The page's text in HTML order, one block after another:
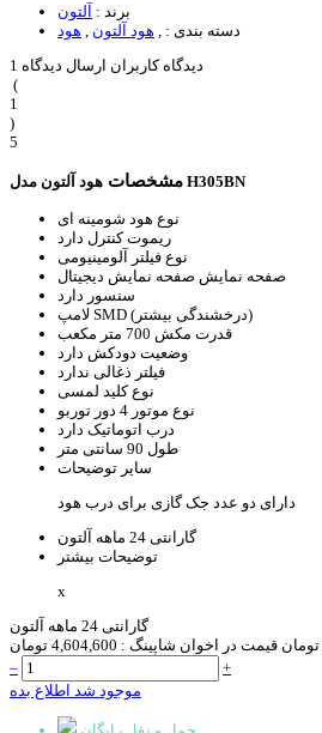
برند : آلتون
دسته بندی :
هود آلتون
هود
1 دیدگاه کاربران ارسال دیدگاه
(
1
)
5
مشخصات هود آلتون مدل H305BN
نوع هود شومینه ای
ریموت کنترل دارد
نوع فیلتر آلومینیومی
صفحه نمایش صفحه نمایش دیجیتال
سنسور دارد
لامپ
SMD (درخشندگی بیشتر)
قدرت مکش 700 متر مکعب
وضعیت دودکش دارد
فیلتر ذغالی ندارد
نوع کلید لمسی
نوع موتور 4 دور توربو
درب اتوماتیک دارد
طول 90 سانتی متر
سایر توضیحات
دارای دو عدد جک گازی برای درب هود
گارانتی 24 ماهه آلتون
توضیحات بیشتر
x
گارانتی 24 ماهه آلتون
قیمت در اخوان شاپینگ : 4,604,600 تومان
–
+
موجود شد اطلاع بده